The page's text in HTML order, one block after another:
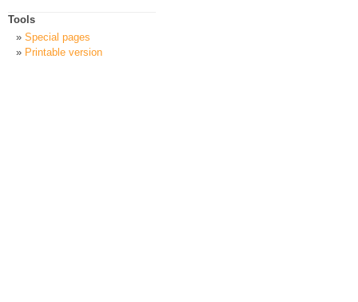
Tools
Special pages
Printable version